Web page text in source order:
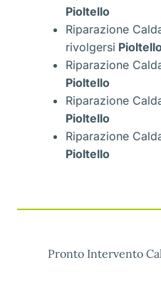
Pioltello
Riparazione
rivolgersi
Riparazione
Pioltello
Riparazione
Pioltello
Riparazione
Pioltello
Pronto Intervento